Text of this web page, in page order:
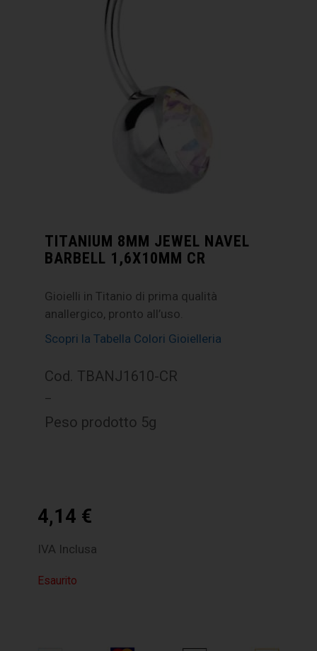
TITANIUM 8MM JEWEL NAVEL
BARBELL 1,6X10MM CR
Gioielli in Titanio di prima qualità
anallergico, pronto all’uso.
Scopri la Tabella Colori Gioielleria
Cod. TBANJ1610-CR
–
Peso prodotto 5g
4,14 €
IVA Inclusa
Esaurito